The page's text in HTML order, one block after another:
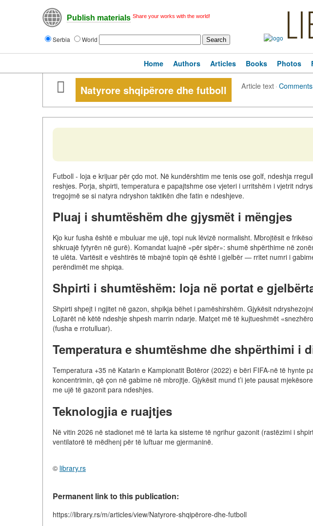
Publish materials Share your works with the world!
Serbia World
Home Authors Articles Books Photos
Natyrore shqipërore dhe futboll Article text·Comments
Futboll - loja e krijuar për çdo mot. Në kundërshtim me tenis ose golf, ndeshja
reshjes. Porja, shpirti, temperatura e papajtshme ose vjeteri i urritshëm i vjetrit
tregojmë se si natyra ndryshon taktikën dhe fatin e ndeshjeve.
Pluaj i shumtëshëm dhe gjysmët i mëngjes
Kjo kur fusha është e mbuluar me ujë, topi nuk lëvizë normalisht. Mbrojtësit e
shkruajë fytyrën në gurë). Komandat luajnë «për sipër»: shumë shpërthime në
të ulëta. Vartësit e vështirës të mbajnë topin që është i gjelbër — rritet numri i
perëndimët me shpiqa.
Shpirti i shumtëshëm: loja në portat e
Shpirti shpejt i ngjitet në gazon, shpikja bëhet i pamëshirshëm. Gjykësit
Lojtarët në këtë ndeshje shpesh marrin ndarje. Matçet më të kujtueshmët
(fusha e rrotulluar).
Temperatura e shumtëshme dhe shpërthimi i
Temperatura +35 në Katarin e Kampionatit Botëror (2022) e bëri FIFA-në të hynte
koncentrimin, që çon në gabime në mbrojtje. Gjykësit mund t’i jete pausat
me ujë të gazonit para ndeshjes.
Teknologjia e ruajtjes
Në vitin 2026 në stadionet më të larta ka sisteme të ngrihur gazonit (rastëzimi i
ventilatorë të mëdhenj për të luftuar me gjermaninë.
© library.rs
Permanent link to this publication:
https://library.rs/m/articles/view/Natyrore-shqipërore-dhe-futboll